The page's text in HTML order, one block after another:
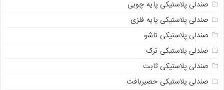
صندلی پلاستیکی پایه چوبی
صندلی پلاستیکی پایه فلزی
صندلی پلاستیکی تاشو
صندلی پلاستیکی ترک
صندلی پلاستیکی ثابت
صندلی پلاستیکی حصیربافت